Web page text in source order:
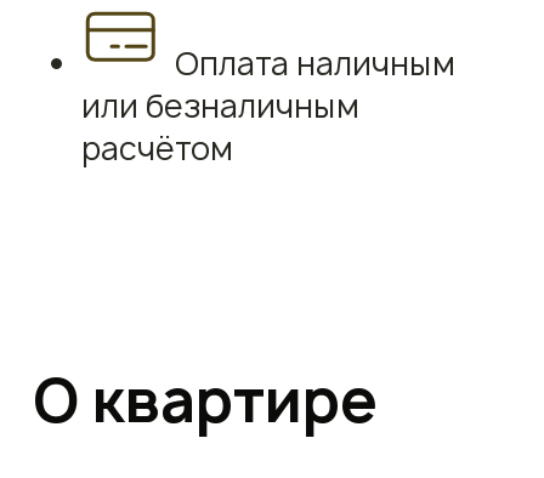
Оплата наличным
или безналичным
расчётом
О квартире